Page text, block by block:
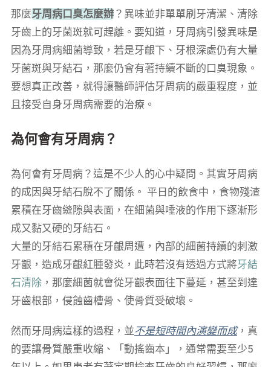
那麼牙周病口臭怎麼辦？異味並非單單刷牙清潔、清除
牙齒上的牙菌斑就可趕離。要知道，牙周病引發異味是
因為牙周病細菌導致，若是牙齦下、牙根深處仍有大量
牙菌斑與牙結石，那麼仍會有著持續不斷的口臭現象。
要想真正改善，就得讓醫師評估牙周病的嚴重程度，並
且接受自身牙周病需要的治療。
為何會有牙周病？
為何會有牙周病？這是不少人的心中疑問。其實牙周病
的成因與牙結石脫不了關係。 平日的飲食中，食物殘渣
累積在牙齒縫隙與表面，在細菌與唾液的作用下逐漸形
成又黏又硬的牙結石。
大量的牙結石累積在牙齦周遭，內部的細菌持續的刺激
牙齦，造成牙齦紅腫發炎，此時若沒有透過方式將牙結
石清除，那麼細菌就會從牙齦表面往下蔓延，甚至到達
牙齒根部，侵蝕齒槽骨、使骨質受破壞。
然而牙周病這樣的過程，並不是短時間內演變而成，真
的要讓骨質嚴重收縮、「動搖齒本」，通常需要至少5